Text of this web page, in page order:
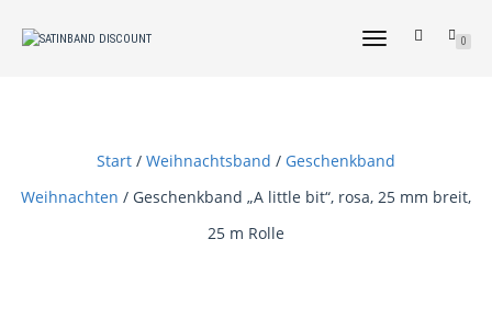
NAVIGATION
0
Start / Weihnachtsband / Geschenkband
Weihnachten / Geschenkband „A little bit“, rosa, 25 mm breit,
25 m Rolle